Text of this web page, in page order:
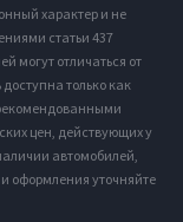
характер и не
статьи 437
могут отличаться от
только как
цен, действующих у
автомобилей,
оформления уточняйте